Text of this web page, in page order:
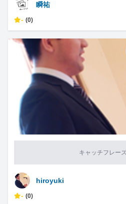
瞬祐
- (0)
キャッチフレー
hiroyuki
- (0)